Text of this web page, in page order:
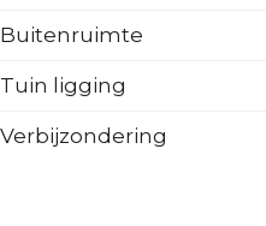
Buitenruimte
Tuin ligging
Verbijzondering